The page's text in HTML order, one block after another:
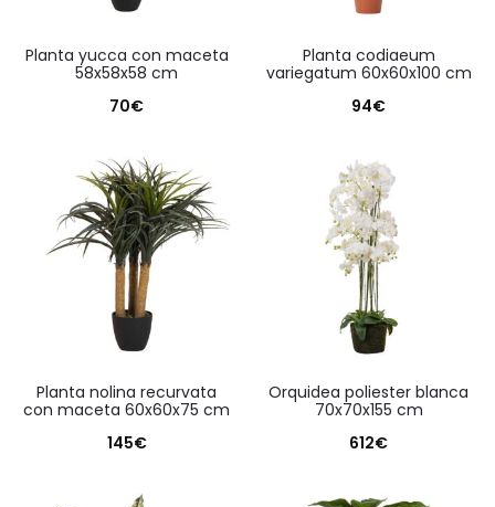
planta yucca con maceta
58x58x58 cm
70€
planta codiaeum
variegatum 60x60x100 cm
94€
planta nolina recurvata
con maceta 60x60x75 cm
145€
orquidea poliester blanca
70x70x155 cm
612€